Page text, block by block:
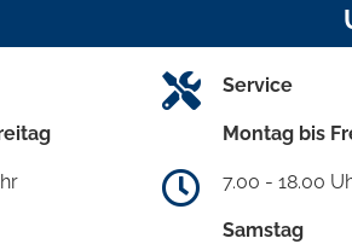
Service
Montag bis
7.00 - 18.00
Samstag